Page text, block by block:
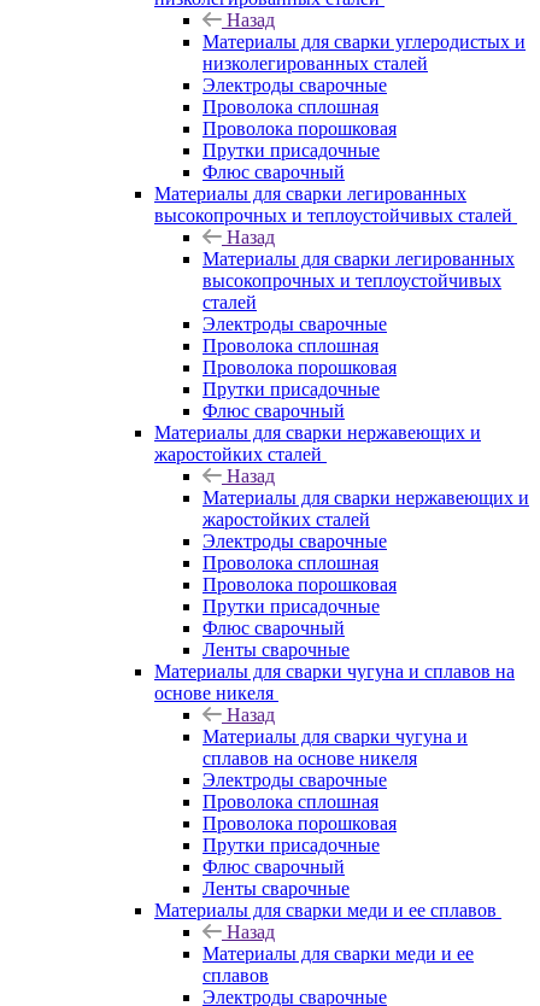
Назад
Материалы для сварки углеродистых и
низколегированных сталей
Электроды сварочные
Проволока сплошная
Проволока порошковая
Прутки присадочные
Флюс сварочный
Материалы для сварки легированных
высокопрочных и теплоустойчивых сталей
Назад
Материалы для сварки легированных
высокопрочных и теплоустойчивых
сталей
Электроды сварочные
Проволока сплошная
Проволока порошковая
Прутки присадочные
Флюс сварочный
Материалы для сварки нержавеющих и
жаростойких сталей
Назад
Материалы для сварки нержавеющих и
жаростойких сталей
Электроды сварочные
Проволока сплошная
Проволока порошковая
Прутки присадочные
Флюс сварочный
Ленты сварочные
Материалы для сварки чугуна и сплавов на
основе никеля
Назад
Материалы для сварки чугуна и
сплавов на основе никеля
Электроды сварочные
Проволока сплошная
Проволока порошковая
Прутки присадочные
Флюс сварочный
Ленты сварочные
Материалы для сварки меди и ее сплавов
Назад
Материалы для сварки меди и ее
сплавов
Электроды сварочные